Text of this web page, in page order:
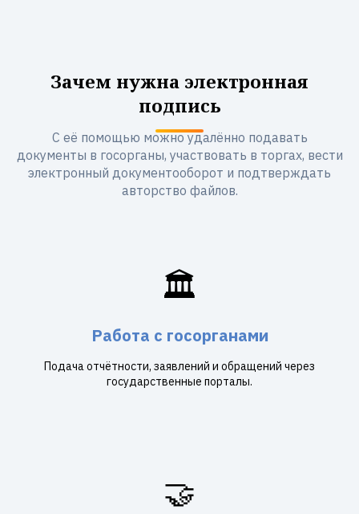
Зачем нужна электронная
подпись
С её помощью можно удалённо подавать
документы в госорганы, участвовать в торгах, вести
электронный документооборот и подтверждать
авторство файлов.
🏛️
Работа с госорганами
Подача отчётности, заявлений и обращений через
государственные порталы.
🤝